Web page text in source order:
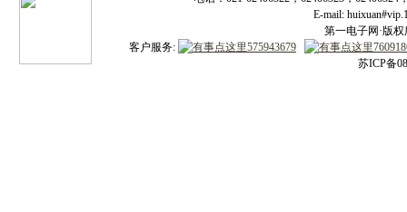
E-mail:
第一电子网·版权
客户服务:
苏ICP备